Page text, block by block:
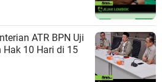
ATR BPN Uji
Hak 10 Hari di 15